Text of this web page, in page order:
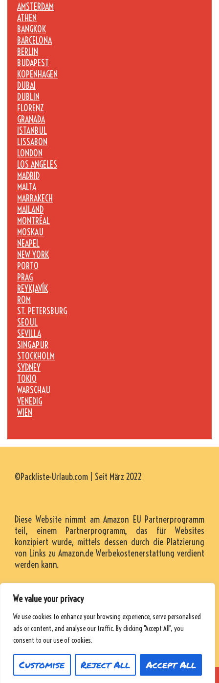
We value your privacy
We use cookies to enhance your browsing experience, serve personalised
ads or content, and analyse our traffic. By clicking "Accept All", you
consent to our use of cookies.
Customise Reject All Accept All
AMSTERDAM
ATHEN
BANGKOK
BARCELONA
BERLIN
BUDAPEST
KOPENHAGEN
DUBAI
DUBLIN
FLORENZ
GRANADA
ISTANBUL
LISSABON
LONDON
LOS ANGELES
MADRID
MALTA
MARRAKECH
MAILAND
MONTRÉAL
MOSKAU
NEAPEL
NEW YORK
PORTO
PRAG
REYKJAVÍK
ROM
ST. PETERSBURG
SEOUL
SEVILLA
SINGAPUR
STOCKHOLM
SYDNEY
TOKIO
WARSCHAU
VENEDIG
WIEN
©Packliste-Urlaub.com | Seit März 2022
Diese Website nimmt am Amazon EU Partnerprogramm
teil, einem Partnerprogramm, das für Websites
konzipiert wurde, mittels dessen durch die Platzierung
von Links zu Amazon.de Werbekostenerstattung verdient
werden kann.
RESSOURCEN
DATENSCHUTZRICHTLINIE
© 2026 Packliste-Urlaub• Powered byWPKoi